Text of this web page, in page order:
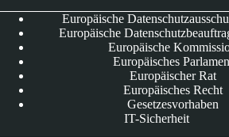
Europäische
Europäische
Europäische
Europäisches
Europäischer Rat
Europäisches Recht
Gesetzesvorhaben
IT-Sicherheit